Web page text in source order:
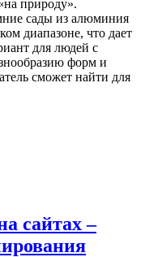
природу».
сады из алюминия
диапазоне, что дает
для людей с
форм и
сможет найти для
сайтах –